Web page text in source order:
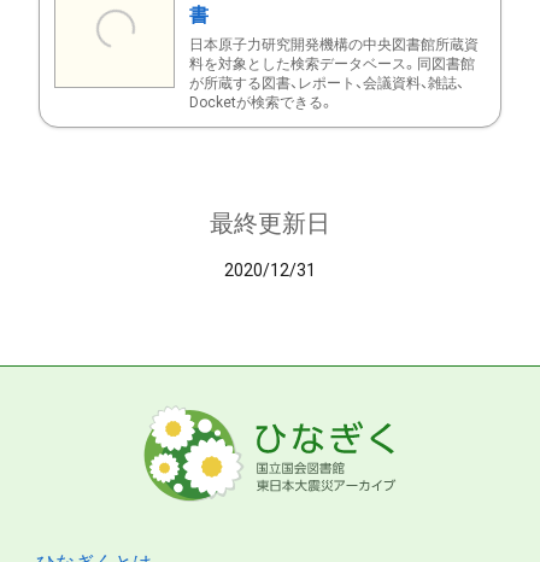
書
日本原子力研究開発機構の中央図書館所蔵資
料を対象とした検索データベース。同図書館
が所蔵する図書、レポート、会議資料、雑誌、
Docketが検索できる。
最終更新日
2020/12/31